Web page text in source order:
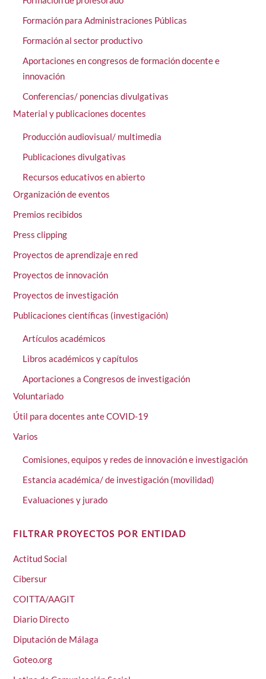
Formación para Administraciones Públicas
Formación al sector productivo
Aportaciones en congresos de formación docente e
innovación
Conferencias/ ponencias divulgativas
Material y publicaciones docentes
Producción audiovisual/ multimedia
Publicaciones divulgativas
Recursos educativos en abierto
Organización de eventos
Premios recibidos
Press clipping
Proyectos de aprendizaje en red
Proyectos de innovación
Proyectos de investigación
Publicaciones científicas (investigación)
Artículos académicos
Libros académicos y capítulos
Aportaciones a Congresos de investigación
Voluntariado
Útil para docentes ante COVID-19
Varios
Comisiones, equipos y redes de innovación e investigación
Estancia académica/ de investigación (movilidad)
Evaluaciones y jurado
FILTRAR PROYECTOS POR ENTIDAD
Actitud Social
Cibersur
COITTA/AAGIT
Diario Directo
Diputación de Málaga
Goteo.org